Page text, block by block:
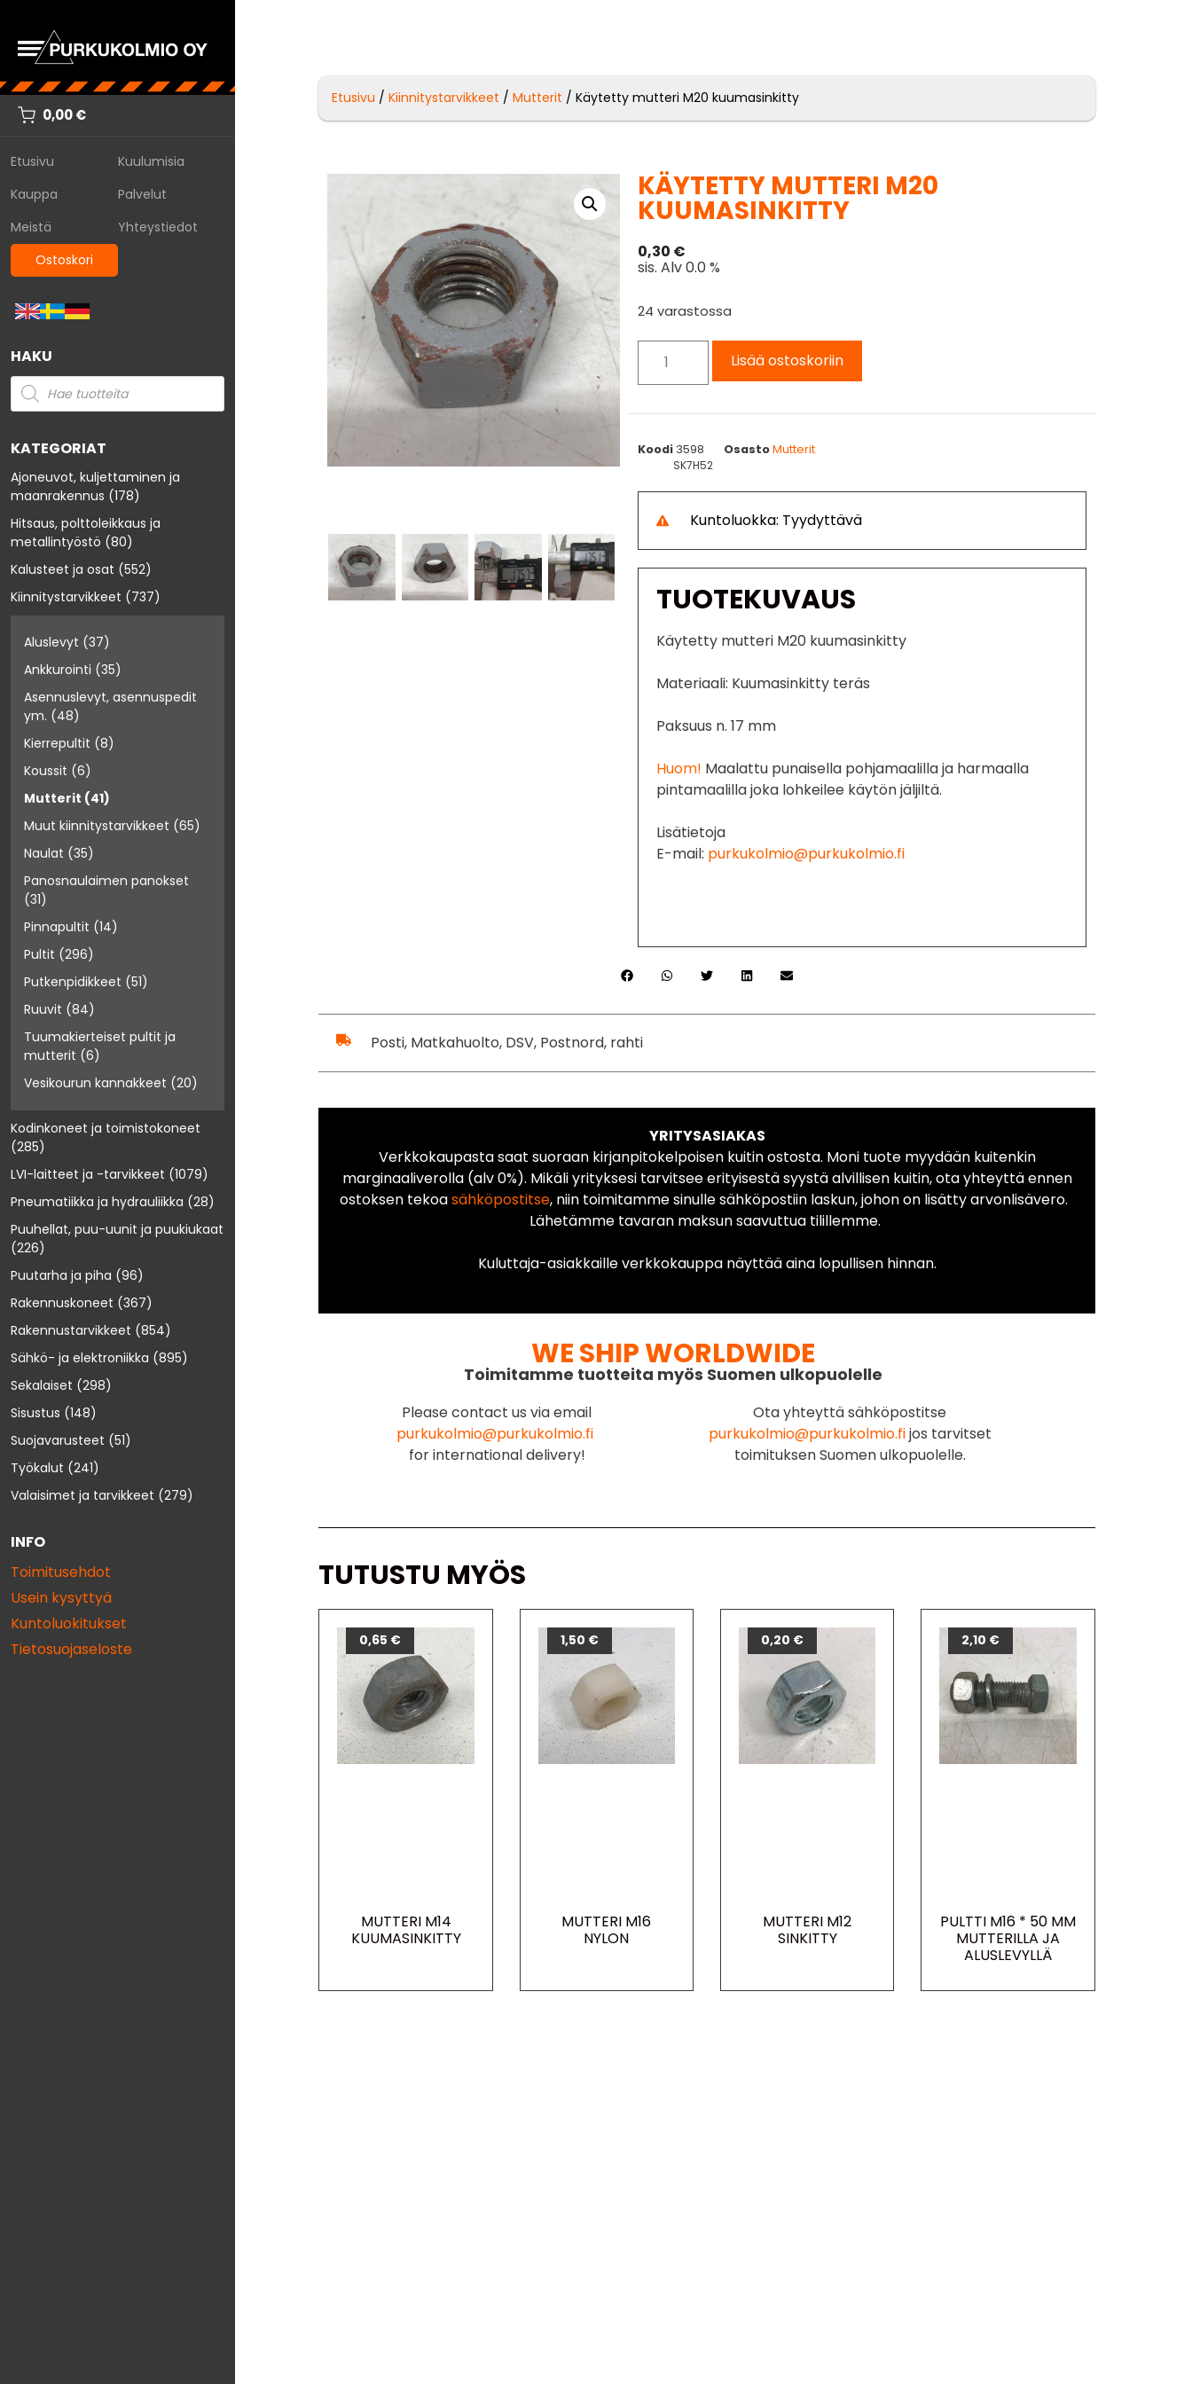
0,00€
Etusivu
Kuulumisia
Kauppa
Palvelut
Meistä
Yhteystiedot
Ostoskori
HAKU
KATEGORIAT
Ajoneuvot, kuljettaminen ja
maanrakennus (178)
Hitsaus, polttoleikkaus ja
metallintyöstö (80)
Kalusteet ja osat (552)
Kiinnitystarvikkeet (737)
Aluslevyt (37)
Ankkurointi (35)
Asennuslevyt, asennuspedit
ym. (48)
Kierrepultit (8)
Koussit (6)
Mutterit (41)
Muut kiinnitystarvikkeet (65)
Naulat (35)
Panosnaulaimen panokset
(31)
Pinnapultit (14)
Pultit (296)
Putkenpidikkeet (51)
Ruuvit (84)
Tuumakierteiset pultit ja
mutterit (6)
Vesikourun kannakkeet (20)
Kodinkoneet ja toimistokoneet
(285)
LVI-laitteet ja -tarvikkeet (1079)
Pneumatiikka ja hydrauliikka (28)
Puuhellat, puu-uunit ja puukiukaat
(226)
Puutarha ja piha (96)
Rakennuskoneet (367)
Rakennustarvikkeet (854)
Sähkö- ja elektroniikka (895)
Sekalaiset (298)
Sisustus (148)
Suojavarusteet (51)
Työkalut (241)
Valaisimet ja tarvikkeet (279)
INFO
Toimitusehdot
Usein kysyttyä
Kuntoluokitukset
Tietosuojaseloste
Etusivu /Kiinnitystarvikkeet /Mutterit / Käytetty mutteri M20 kuumasinkitty
KÄYTETTY MUTTERI M20
KUUMASINKITTY
0,30 €
sis. Alv 0.0 %
24 varastossa
Lisää ostoskoriin
Koodi 3598 Osasto Mutterit
SK7H52
Kuntoluokka: Tyydyttävä
TUOTEKUVAUS
Käytetty mutteri M20 kuumasinkitty
Materiaali: Kuumasinkitty teräs
Paksuus n. 17 mm
Huom! Maalattu punaisella pohjamaalilla ja harmaalla
pintamaalilla joka lohkeilee käytön jäljiltä.
Lisätietoja
E-mail: purkukolmio@purkukolmio.fi
Posti, Matkahuolto, DSV, Postnord, rahti
YRITYSASIAKAS
Verkkokaupasta saat suoraan kirjanpitokelpoisen kuitin ostosta. Moni tuote myydään kuitenkin
marginaaliverolla (alv 0%). Mikäli yrityksesi tarvitsee erityisestä syystä alvillisen kuitin, ota yhteyttä ennen
ostoksen tekoasähköpostitse, niin toimitamme sinulle sähköpostiin laskun, johon on lisätty arvonlisävero.
Lähetämme tavaran maksun saavuttua tilillemme.
Kuluttaja-asiakkaille verkkokauppa näyttää aina lopullisen hinnan.
WE SHIP WORLDWIDE
Toimitamme tuotteita myös Suomen ulkopuolelle
Please contact us via email
purkukolmio@purkukolmio.fi
for international delivery!
Ota yhteyttä sähköpostitse
purkukolmio@purkukolmio.fijos tarvitset
toimituksen Suomen ulkopuolelle.
TUTUSTU MYÖS
MUTTERI M14
KUUMASINKITTY
0,65 €
MUTTERI M16
NYLON
1,50 €
MUTTERI M12
SINKITTY
0,20 €
PULTTI M16 * 50 MM
MUTTERILLA JA
ALUSLEVYLLÄ
2,10 €